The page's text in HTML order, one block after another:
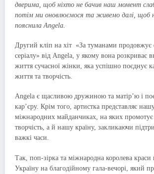
дверима, щоб ніхто не бачив наш момент
потім ми оновлюємося та живемо далі, щоб
пояснила Angela.
Другий кліп на хіт «За туманами продовжує
серіалу» від Angela, у якому вона розкриває
життя сучасної жінки, яка успішно поєднує
життя та творчість.
Angela є щасливою дружиною та матір’ю і
кар’єру. Крім того, артистка представляє
міжнародних майданчиках, на яких промотує
творчість, а й нашу країну, закликаючи
важкі часи.
Так, поп-зірка та міжнародна королева краси
Україну на благодійному гала-вечорі, який